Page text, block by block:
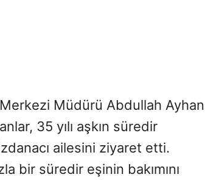
Müdürü Abdullah Ayhan
35 yılı aşkın süredir
ailesini ziyaret etti.
bir süredir eşinin bakımını